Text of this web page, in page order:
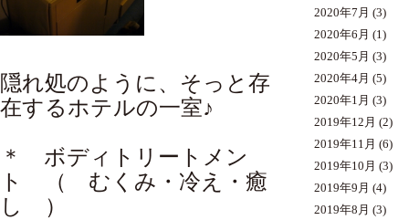
隠れ処のように、そっと存
在するホテルの一室♪
＊ ボディトリートメン
ト （ むくみ・冷え・癒
し ）
2020年7月 (3)
2020年6月 (1)
2020年5月 (3)
2020年4月 (5)
2020年1月 (3)
2019年12月 (2)
2019年11月 (6)
2019年10月 (3)
2019年9月 (4)
2019年8月 (3)